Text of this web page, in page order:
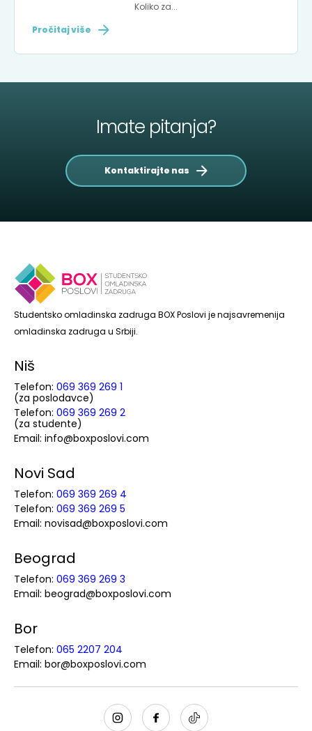
Koliko za...
Pročitaj više
Imate pitanja?
Kontaktirajte nas
Studentsko omladinska zadruga BOX Poslovi je najsavremenija
omladinska zadruga u Srbiji.
Niš
Telefon: 069 369 269 1
(za poslodavce)
Telefon: 069 369 269 2
(za studente)
Email: info@boxposlovi.com
Novi Sad
Telefon: 069 369 269 4
Telefon: 069 369 269 5
Email: novisad@boxposlovi.com
Beograd
Telefon: 069 369 269 3
Email: beograd@boxposlovi.com
Bor
Telefon: 065 2207 204
Email: bor@boxposlovi.com